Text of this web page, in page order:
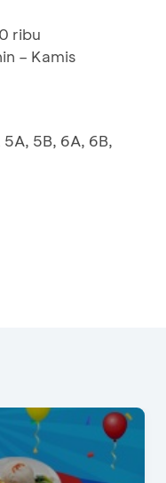
ribu
– Kamis
5B, 6A, 6B,